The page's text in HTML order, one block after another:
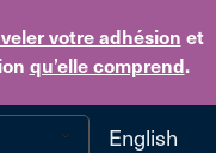
votre adhésion et
qu’elle comprend.
to main content
English